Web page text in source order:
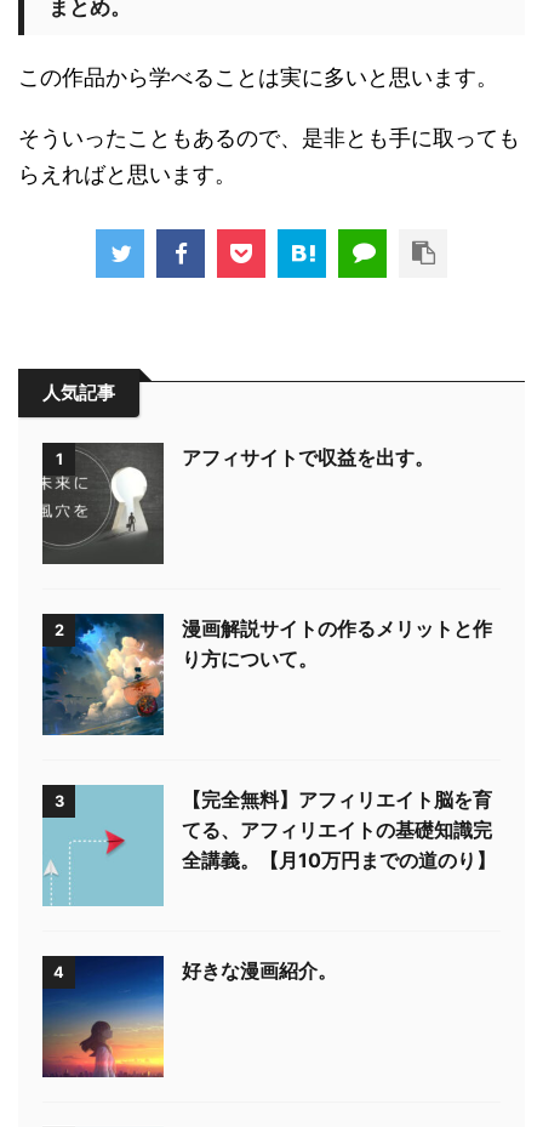
まとめ。
この作品から学べることは実に多いと思います。
そういったこともあるので、是非とも手に取っても
らえればと思います。
人気記事
1 アフィサイトで収益を出す。
2
漫画解説サイトの作るメリットと作
り方について。
3
【完全無料】アフィリエイト脳を育
てる、アフィリエイトの基礎知識完
全講義。【月10万円までの道のり】
4 好きな漫画紹介。